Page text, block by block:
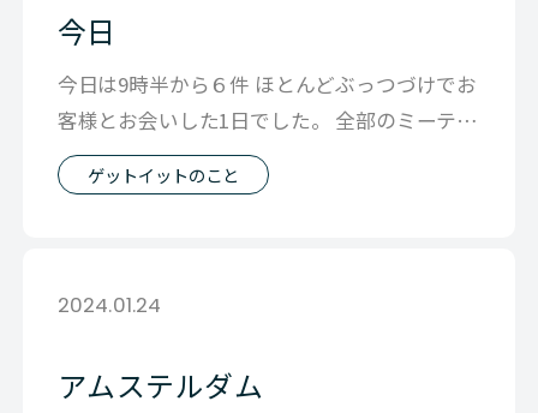
今日
今日は9時半から６件 ほとんどぶっつづけでお
客様とお会いした1日でした。 全部のミーティ
ングが終わって 流石にヘトヘトで
ゲットイットのこと
2024.01.24
アムステルダム